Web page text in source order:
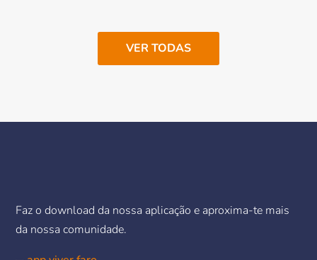
VER TODAS
Faz o download da nossa aplicação e aproxima-te mais
da nossa comunidade.